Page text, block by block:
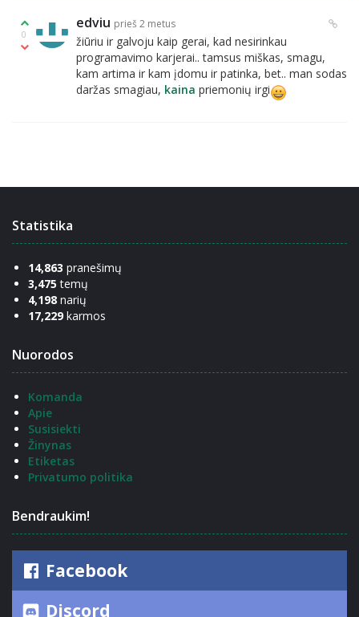
0
edviu prieš 2 metus
žiūriu ir galvoju kaip gerai, kad nesirinkau
programavimo karjerai.. tamsus miškas, smagu,
kam artima ir kam įdomu ir patinka, bet.. man sodas
daržas smagiau, kaina priemonių irgi
Statistika
14,863 pranešimų
3,475 temų
4,198 narių
17,229 karmos
Nuorodos
Komanda
Apie
Susisiekti
Žinynas
Etiketas
Privatumo politika
Bendraukim!
Facebook
Discord